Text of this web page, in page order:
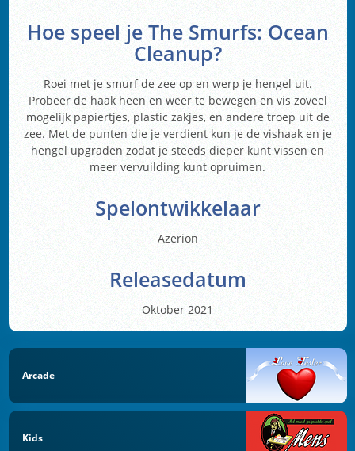
Hoe speel je The Smurfs: Ocean
Cleanup?
Roei met je smurf de zee op en werp je hengel uit.
Probeer de haak heen en weer te bewegen en vis zoveel
mogelijk papiertjes, plastic zakjes, en andere troep uit de
zee. Met de punten die je verdient kun je de vishaak en je
hengel upgraden zodat je steeds dieper kunt vissen en
meer vervuilding kunt opruimen.
Spelontwikkelaar
Azerion
Releasedatum
Oktober 2021
Arcade
Kids